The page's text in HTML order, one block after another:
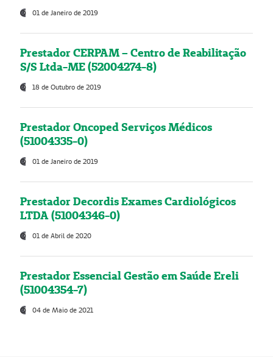
01 de Janeiro de 2019
Prestador CERPAM – Centro de Reabilitação
S/S Ltda-ME (52004274-8)
18 de Outubro de 2019
Prestador Oncoped Serviços Médicos
(51004335-0)
01 de Janeiro de 2019
Prestador Decordis Exames Cardiológicos
LTDA (51004346-0)
01 de Abril de 2020
Prestador Essencial Gestão em Saúde Ereli
(51004354-7)
04 de Maio de 2021